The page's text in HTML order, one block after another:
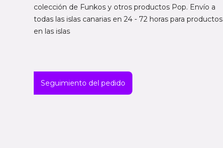
colección de Funkos y otros productos Pop. Envío a
todas las islas canarias en 24 - 72 horas para productos
en las islas
Seguimiento del pedido